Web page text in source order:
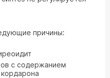
причины:
с содержанием